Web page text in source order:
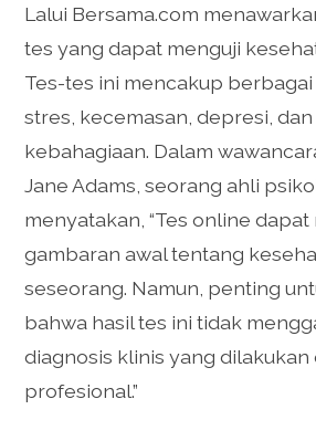
Lalui Bersama.com
tes yang dapat menguji
Tes-tes ini mencakup
stres, kecemasan, depresi,
kebahagiaan. Dalam
Jane Adams, seorang ahli
menyatakan, “Tes online
gambaran awal tentang
seseorang. Namun, penting
bahwa hasil tes ini tidak
diagnosis klinis yang
profesional.”